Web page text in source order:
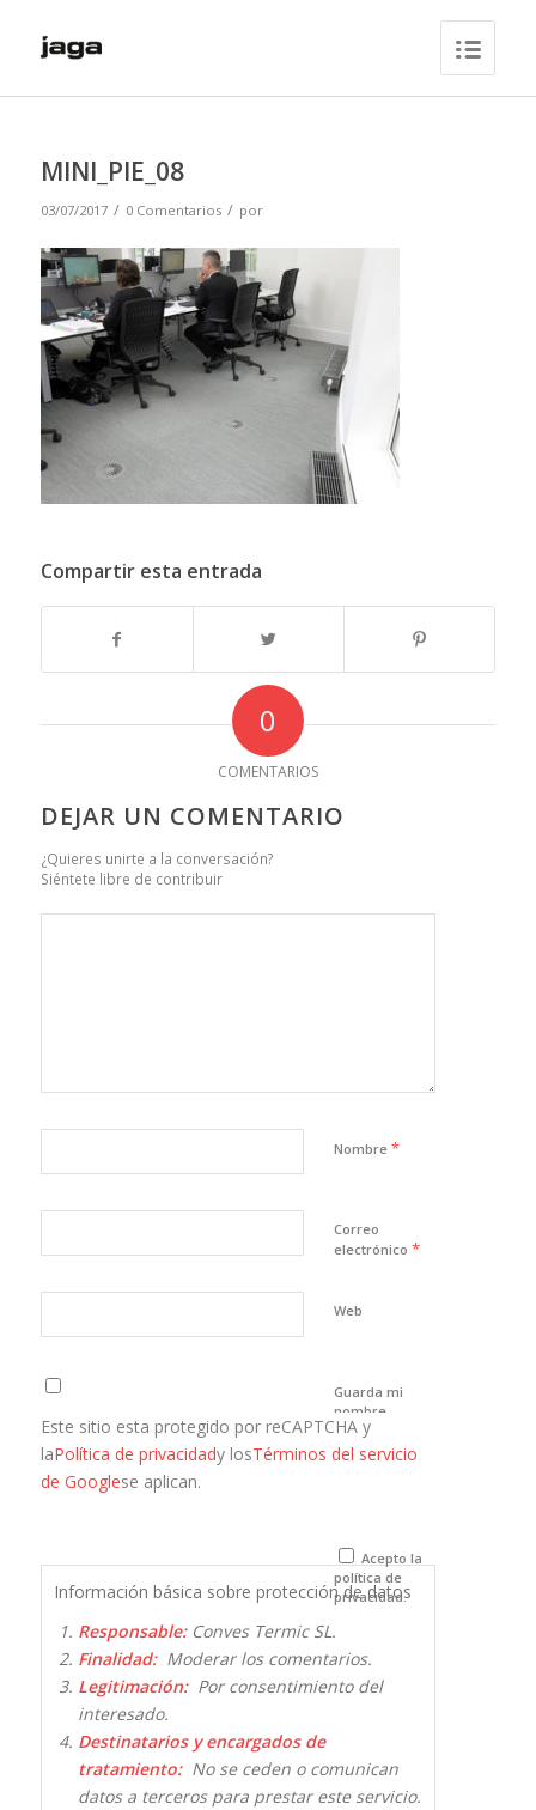
MINI_PIE_08
03/07/2017 / 0 Comentarios / por
Compartir esta entrada
0
COMENTARIOS
DEJAR UN COMENTARIO
¿Quieres unirte a la conversación?
Siéntete libre de contribuir
Nombre *
Correo
electrónico *
Web
Guarda mi
nombre,
correo
electrónico y
que comente.
Este sitio esta protegido por reCAPTCHA y
laPolítica de privacidady losTérminos del servicio
de Googlese aplican.
Acepto la
política de
privacidad.
Información básica sobre protección de datos
Responsable:Conves Termic SL.
Finalidad:Moderar los comentarios.
Legitimación:Por consentimiento del
interesado.
Destinatarios y encargados de
tratamiento:No se ceden o comunican
datos a terceros para prestar este servicio.